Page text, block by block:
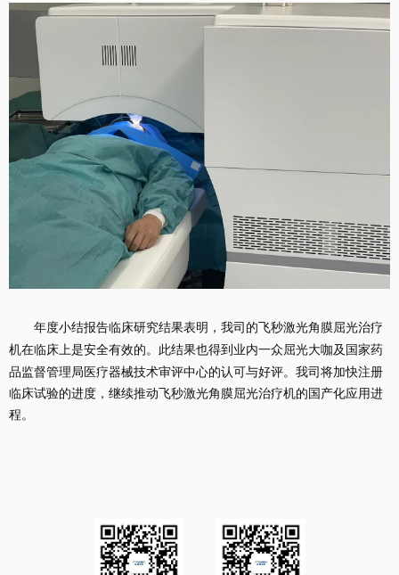
年度小结报告临床研究结果表明， 我司的 飞秒激光角膜屈光治疗
机在临床上是安全有效的。 此结果也得到业内一众屈光大咖及国家药
品监督管理局医疗器械技术审评中心的认可与好评。我司将加快注册
临床试验的进度， 继续推动 飞秒激光角膜屈光治疗机的国产化应用进
程。